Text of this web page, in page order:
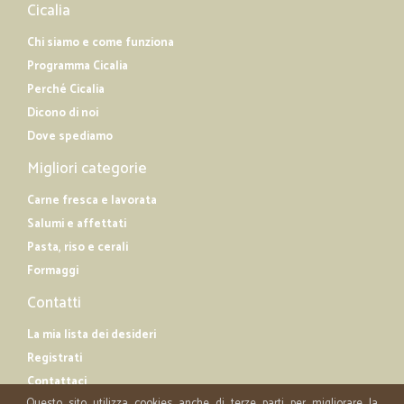
Cicalia
Chi siamo e come funziona
Programma Cicalia
Perché Cicalia
Dicono di noi
Dove spediamo
Migliori categorie
Carne fresca e lavorata
Salumi e affettati
Pasta, riso e cerali
Formaggi
Contatti
La mia lista dei desideri
Registrati
Contattaci